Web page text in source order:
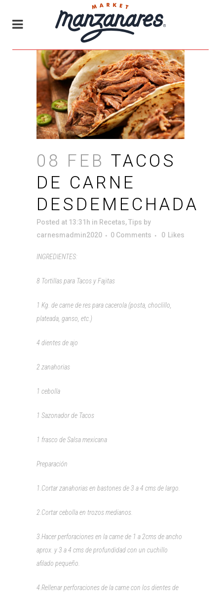
08 FEB TACOS
DE CARNE
DESDEMECHADA
Posted at 13:31h in Recetas,Tips by
carnesmadmin2020
0 Comments 0 Likes
INGREDIENTES:
8 Tortillas para Tacos y Fajitas
1 Kg. de carne de res para cacerola (posta, choclillo,
plateada, ganso, etc.)
4 dientes de ajo
2 zanahorias
1 cebolla
1 Sazonador de Tacos
1 frasco de Salsa mexicana
Preparación
1.Cortar zanahorias en bastones de 3 a 4 cms de largo.
2.Cortar cebolla en trozos medianos.
3.Hacer perforaciones en la carne de 1 a 2cms de ancho
aprox. y 3 a 4 cms de profundidad con un cuchillo
afilado pequeño.
4.Rellenar perforaciones de la carne con los dientes de